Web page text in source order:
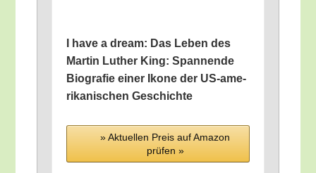
I have a dream: Das Leben des
Mar­tin Luther King: Span­nen­de
Bio­gra­fie einer Iko­ne der US-ame­
ri­ka­ni­schen Geschichte
» Aktu­el­len Preis auf Ama­zon
prü­fen »